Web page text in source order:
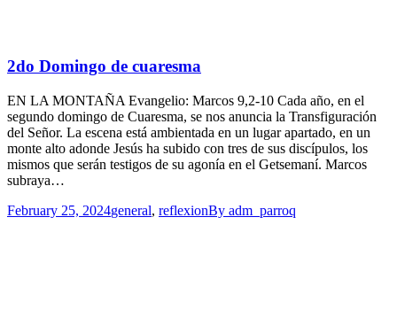
2do Domingo de cuaresma
EN LA MONTAÑA Evangelio: Marcos 9,2-10 Cada año, en el
segundo domingo de Cuaresma, se nos anuncia la Transfiguración
del Señor. La escena está ambientada en un lugar apartado, en un
monte alto adonde Jesús ha subido con tres de sus discípulos, los
mismos que serán testigos de su agonía en el Getsemaní. Marcos
subraya…
February 25, 2024general, reflexionBy adm_parroq